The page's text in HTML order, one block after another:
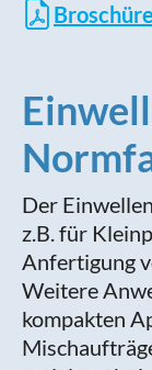
Broschüre
Der
z.B. für
Anfertigung
Weitere
kompakten